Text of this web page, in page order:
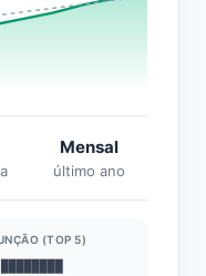
Mensal
último ano
(TOP 5)
████████